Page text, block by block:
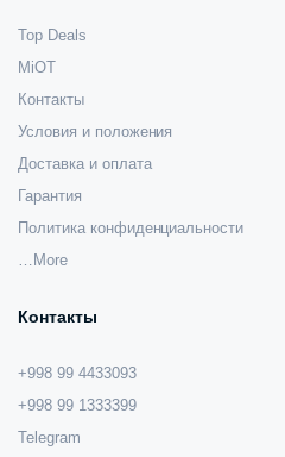
Top Deals
MiOT
Контакты
Условия и положения
Доставка и оплата
Гарантия
Политика конфиденциальности
…More
Контакты
+998 99 4433093
+998 99 1333399
Telegram